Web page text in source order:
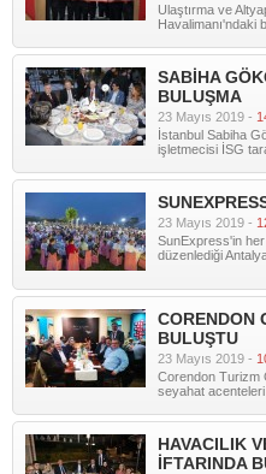
Ulaştırma ve
Havalimanı'ndaki
SABİHA
BULUŞMA
23 Mayıs 2019 -
İstanbul Sabiha
işletmecisi İSG
23 Mayıs 2019 -
SunExpress'in her
düzenlediği
CORENDON
BULUŞTU
23 Mayıs 2019 -
Corendon Turizm
seyahat acenteleri
HAVACILIK
İFTARINDA